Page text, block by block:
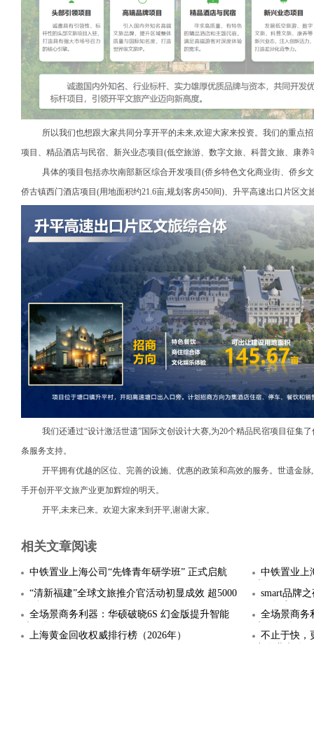
所以我们也想跟大家共同分享开平的未来,欢迎大家来投资。我们的重点
项目、精品酒店与民宿、新兴业态项目(低空旅游、数字文旅、科普文旅、康
具体的项目包括赤坎南部新区综合开发项目(侨乡特色文化商业街、侨乡
侨古镇西门酒店项目(用地面积约21.6亩,规划客房450间)、升平高速出口片区文
我们还通过“设计激活世遗”国际文创设计大赛,为20个精品民宿项目征集
条服务支持。
开平拥有优越的区位、完善的设施、优惠的政策和高效的服务。世遗金
手开创开平文旅产业更加辉煌的明天。
开平,未来已来。欢迎大家来到开平,谢谢大家。
相关文章阅读
中铁置业上海公司“先锋青年研学班” 正式启航
中铁置业上
“清新福建”全球文旅推介官活动初显成效 超5000
smart品牌
全场景商务利器：华硕破晓6S 幻金版提升智能
全场景商务
上海黄金回收权威排行榜（2026年）
不止于快，